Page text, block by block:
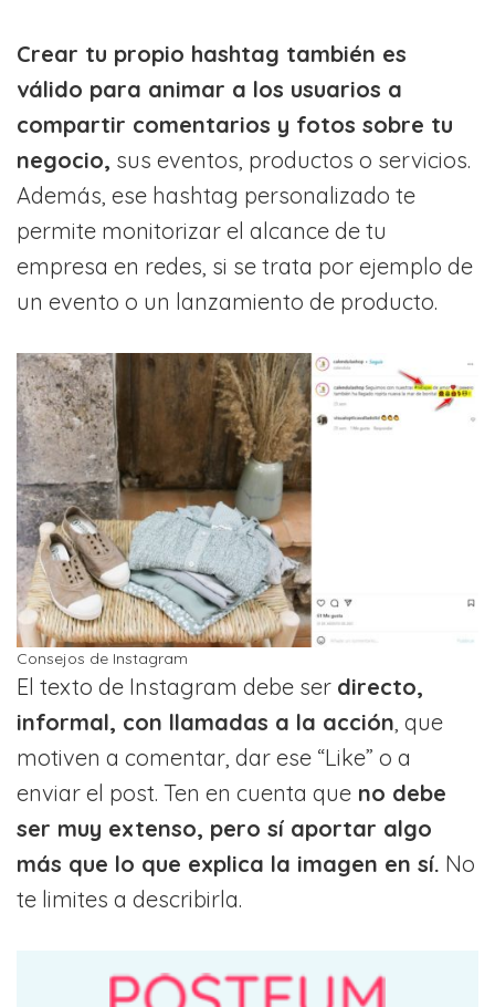
Crear tu propio hashtag también es
válido para animar a los usuarios a
compartir comentarios y fotos sobre tu
negocio, sus eventos, productos o servicios.
Además, ese hashtag personalizado te
permite monitorizar el alcance de tu
empresa en redes, si se trata por ejemplo de
un evento o un lanzamiento de producto.
Consejos de Instagram
El texto de Instagram debe ser directo,
informal, con llamadas a la acción , que
motiven a comentar, dar ese “Like” o a
enviar el post. Ten en cuenta que no debe
ser muy extenso, pero sí aportar algo
más que lo que explica la imagen en sí. No
te limites a describirla.